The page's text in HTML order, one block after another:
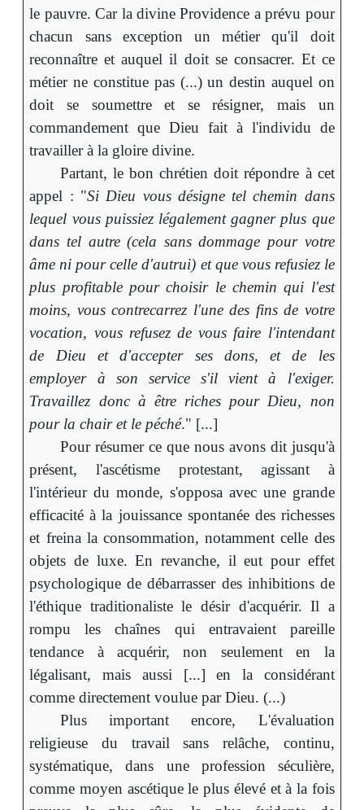
le pauvre. Car la divine Providence a prévu pour
chacun sans exception un métier qu'il doit
reconnaître et auquel il doit se consacrer. Et ce
métier ne constitue pas (...) un destin auquel on
doit se soumettre et se résigner, mais un
commandement que Dieu fait à l'individu de
travailler à la gloire divine.
Partant, le bon chrétien doit répondre à cet
appel : "Si Dieu vous désigne tel chemin dans
lequel vous puissiez légalement gagner plus que
dans tel autre (cela sans dommage pour votre
âme ni pour celle d'autrui) et que vous refusiez le
plus profitable pour choisir le chemin qui l'est
moins, vous contrecarrez l'une des fins de votre
vocation, vous refusez de vous faire l'intendant
de Dieu et d'accepter ses dons, et de les
employer à son service s'il vient à l'exiger.
Travaillez donc à être riches pour Dieu, non
pour la chair et le péché." [...]
Pour résumer ce que nous avons dit jusqu'à
présent, l'ascétisme protestant, agissant à
l'intérieur du monde, s'opposa avec une grande
efficacité à la jouissance spontanée des richesses
et freina la consommation, notamment celle des
objets de luxe. En revanche, il eut pour effet
psychologique de débarrasser des inhibitions de
l'éthique traditionaliste le désir d'acquérir. Il a
rompu les chaînes qui entravaient pareille
tendance à acquérir, non seulement en la
légalisant, mais aussi [...] en la considérant
comme directement voulue par Dieu. (...)
Plus important encore, L'évaluation
religieuse du travail sans relâche, continu,
systématique, dans une profession séculière,
comme moyen ascétique le plus élevé et à la fois